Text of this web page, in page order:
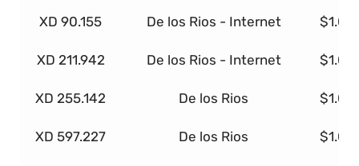
XD 90.155 De los Rios - Internet
XD 211.942 De los Rios - Internet
XD 255.142 De los Rios
XD 597.227 De los Rios